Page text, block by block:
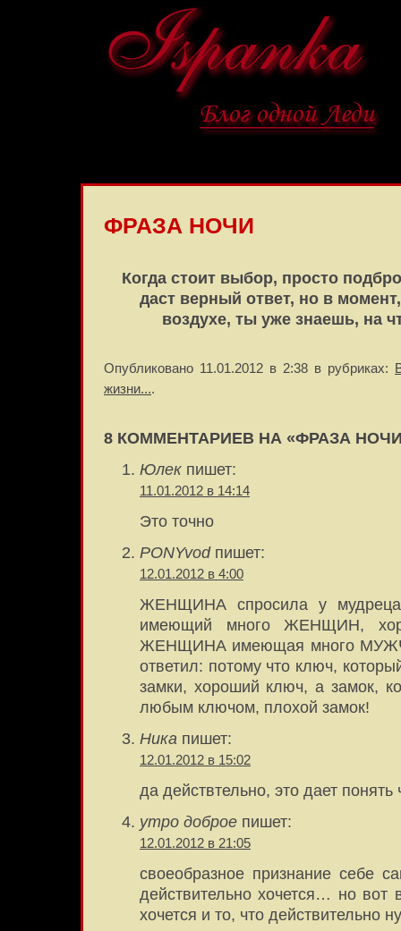
ФРАЗА НОЧИ
Когда стоит выбор, просто
даст верный ответ, но в
воздухе, ты уже знаешь, на
Опубликовано 11.01.2012 в 2:38 в рубриках:
жизни....
8 КОММЕНТАРИЕВ НА «ФРАЗА
Юлек пишет:
11.01.2012 в 14:14
Это точно
PONYvodпишет:
12.01.2012 в 4:00
ЖЕНЩИНА спросила у
имеющий много ЖЕНЩИН,
ЖЕНЩИНА имеющая много
ответил: потому что ключ,
замки, хороший ключ, а замок,
любым ключом, плохой замок!
Ника пишет:
12.01.2012 в 15:02
да действтельно, это дает
утро доброе пишет:
12.01.2012 в 21:05
своеобразное признание себе
действительно хочется… но вот
хочется и то, что действительно